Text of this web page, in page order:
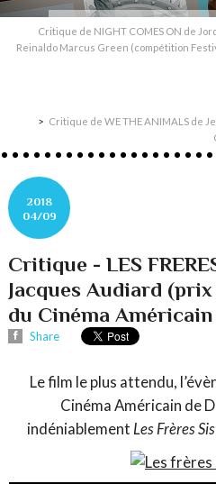
Critique de NIGHT COMES ON de
Reinaldo Marcus Green (compétition
Critique de WE THE ANIMALS de
2018
04/09
Critique - LES
Jacques Audiard
du Cinéma
Share
Le film le plus attendu,
Cinéma Américain de
indéniablement Les Frères